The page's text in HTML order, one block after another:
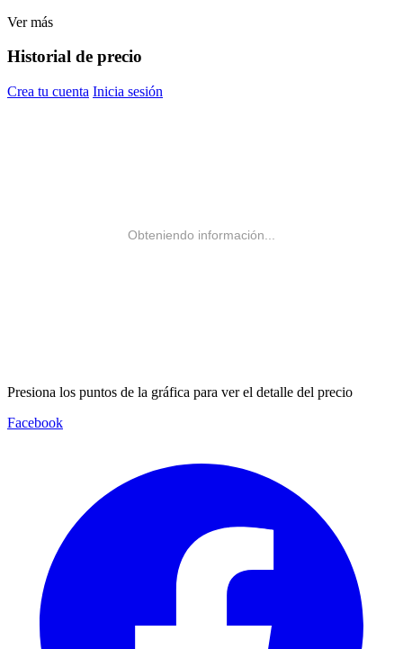
Ver más
Historial de precio
Crea tu cuenta Inicia sesión
Obteniendo información...
Presiona los puntos de la gráfica para ver el detalle del precio
Facebook